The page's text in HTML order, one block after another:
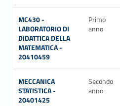
MC430 -
LABORATORIO DI
DIDATTICA DELLA
MATEMATICA -
20410459
Primo
anno
MECCANICA
STATISTICA -
20401425
Secondo
anno